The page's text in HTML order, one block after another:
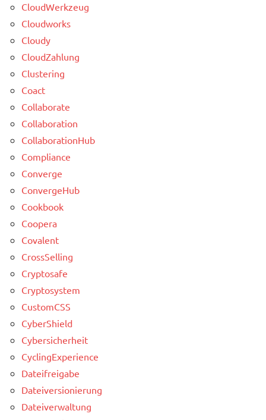
CloudWerkzeug
Cloudworks
Cloudy
CloudZahlung
Clustering
Coact
Collaborate
Collaboration
CollaborationHub
Compliance
Converge
ConvergeHub
Cookbook
Coopera
Covalent
CrossSelling
Cryptosafe
Cryptosystem
CustomCSS
CyberShield
Cybersicherheit
CyclingExperience
Dateifreigabe
Dateiversionierung
Dateiverwaltung